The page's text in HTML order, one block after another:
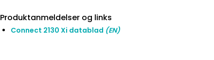
Produktanmeldelser og links
Connect 2130 Xi datablad (EN)